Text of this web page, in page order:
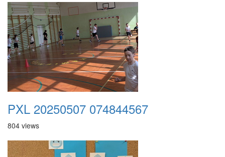
PXL 20250507 074844567
804 views